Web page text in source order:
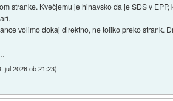
stranke. Kvečjemu je hinavsko da je SDS v
volimo dokaj direktno, ne toliko preko strank.
jul 2026 ob 21:23)